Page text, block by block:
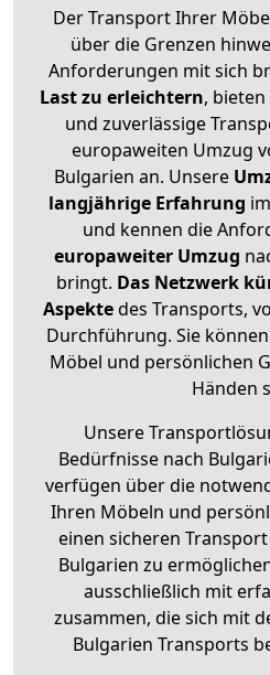
Der Transport Ihrer
über die Grenzen
Anforderungen mit sich
Last zu erleichtern,
und zuverlässige
europaweiten Umzug
Bulgarien an. Unsere
langjährige Erfahrung
und kennen die
europaweiter Umzug
bringt. Das Netzwerk
Aspektedes Transports,
Durchführung. Sie
Möbel und persönlichen
Händen
Unsere
Bedürfnisse nach
verfügen über die
Ihren Möbeln und
einen sicheren
Bulgarien zu
ausschließlich mit
zusammen, die sich mit
Bulgarien Transports